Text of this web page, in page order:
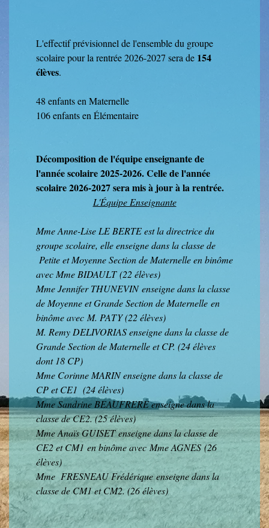
L'effectif prévisionnel de l'ensemble du groupe
scolaire pour la rentrée 2026-2027 sera de 154
élèves.
48 enfants en Maternelle
106 enfants en Élémentaire
Décomposition de l'équipe enseignante de
l'année scolaire 2025-2026. Celle de l'année
scolaire 2026-2027 sera mis à jour à la rentrée.
L'Équipe Enseignante
Mme Anne-Lise LE BERTE est la directrice du
groupe scolaire, elle enseigne dans la classe de
Petite et Moyenne Section de Maternelle en binôme
avec Mme BIDAULT (22 élèves)
Mme Jennifer THUNEVIN enseigne dans la classe
de Moyenne et Grande Section de Maternelle en
binôme avec M. PATY (22 élèves)
M. Remy DELIVORIAS enseigne dans la classe de
Grande Section de Maternelle et CP. (24 élèves
dont 18 CP)
Mme Corinne MARIN enseigne dans la classe de
CP et CE1 (24 élèves)
Mme Sandrine BEAUFRERE enseigne dans la
classe de CE2. (25 élèves)
Mme Anaïs GUISET enseigne dans la classe de
CE2 et CM1 en binôme avec Mme AGNES (26
élèves)
Mme FRESNEAU Frédérique enseigne dans la
classe de CM1 et CM2. (26 élèves)